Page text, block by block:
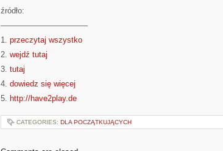
źródło:
———————————
1. przeczytaj wszystko
2. wejdź tutaj
3. tutaj
4. dowiedz się więcej
5. http://have2play.de
CATEGORIES: DLA POCZĄTKUJĄCYCH